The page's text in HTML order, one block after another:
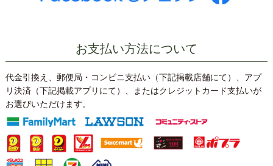
お支払い方法について
代金引換え、郵便局・コンビニ支払い（下記掲載店舗にて）、アプ
リ決済（下記掲載アプリにて）、またはクレジットカード支払いが
お選びいただけます。